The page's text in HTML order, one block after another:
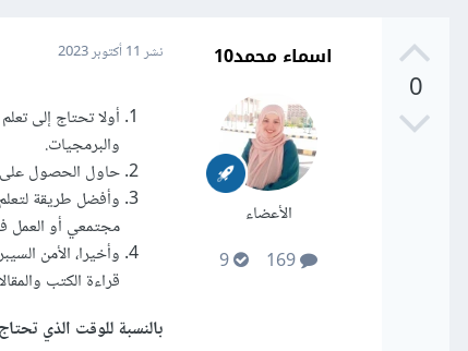
0
اسماء محمد10
الأعضاء
نشر 11 أكتوبر 2023
أولا تحتاج إلى
والبرمجيات.
حاول الحصول على
وأفضل طريقة
مجتمعي أو العمل
وأخيرا، الأمن
قراءة الكتب
بالنسبة للوقت الذي